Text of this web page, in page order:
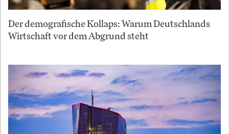
Der demografische Kollaps: Warum Deutschlands
Wirtschaft vor dem Abgrund steht